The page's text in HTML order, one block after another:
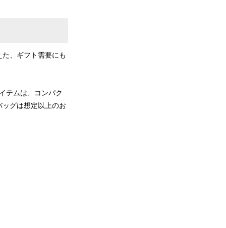
、ギフト需要にも
テムは、コンパク
ッグは想定以上のお